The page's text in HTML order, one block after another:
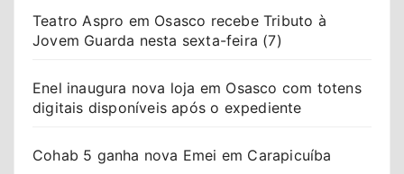
Teatro Aspro em Osasco recebe Tributo à
Jovem Guarda nesta sexta-feira (7)
Enel inaugura nova loja em Osasco com totens
digitais disponíveis após o expediente
Cohab 5 ganha nova Emei em Carapicuíba